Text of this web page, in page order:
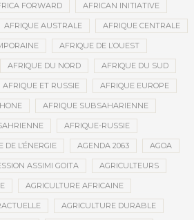
FORWARD AFRICAN INITIATIVE
AFRIQUE AUSTRALE AFRIQUE CENTRALE
AFRIQUE DE L’OUEST
AFRIQUE DU NORD AFRIQUE DU SUD
AFRIQUE ET RUSSIE AFRIQUE EUROPE
AFRIQUE SUBSAHARIENNE
AFRIQUE-RUSSIE
L’ÉNERGIE AGENDA 2063 AGOA
ASSIMI GOITA AGRICULTEURS
AGRICULTURE AFRICAINE
AGRICULTURE DURABLE